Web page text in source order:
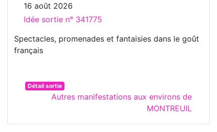
16 août 2026
Idée sortie n° 341775
Spectacles, promenades et fantaisies dans le goût
français
Détail sortie
Autres manifestations aux environs de
MONTREUIL